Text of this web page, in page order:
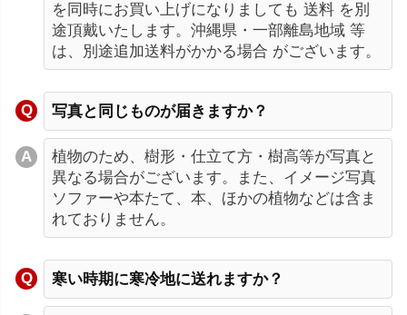
を同時にお買い上げになりましても 送料 を別
途頂戴いたします。沖縄県・一部離島地域 等
は、別途追加送料がかかる場合 がございます。
写真と同じものが届きますか？
植物のため、樹形・仕立て方・樹高等が写真と
異なる場合がございます。また、イメージ写真
ソファーや本たて、本、ほかの植物などは含ま
れておりません。
寒い時期に寒冷地に送れますか？